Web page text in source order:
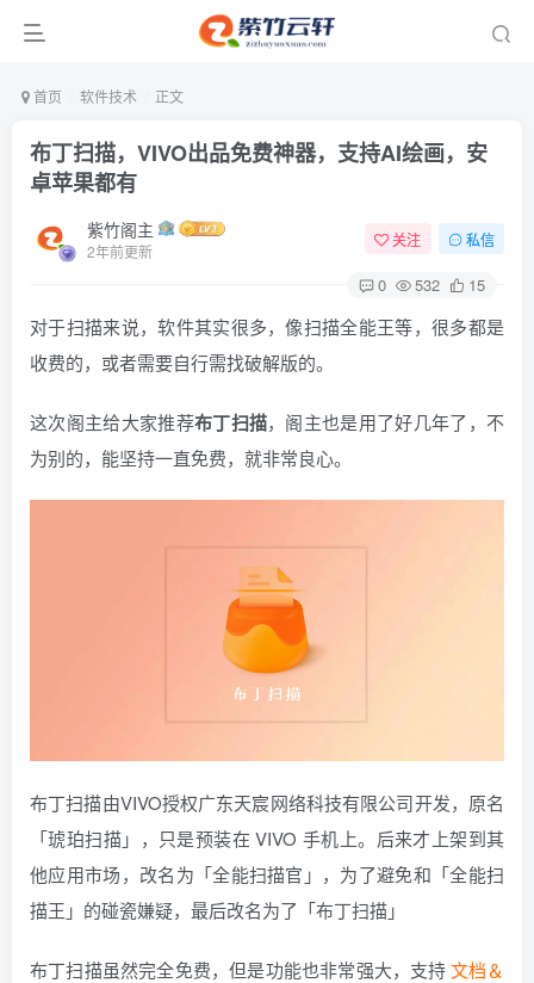
首页 软件技术 正文
布丁扫描，VIVO出品免费神器，支持AI绘画，安
卓苹果都有
紫竹阁主
2年前更新
关注 私信
0 532 15
对于扫描来说，软件其实很多，像扫描全能王等，很多都是
收费的，或者需要自行需找破解版的。
这次阁主给大家推荐布丁扫描，阁主也是用了好几年了，不
为别的，能坚持一直免费，就非常良心。
布丁扫描由VIVO授权广东天宸网络科技有限公司开发，原名
「琥珀扫描」，只是预装在 VIVO 手机上。后来才上架到其
他应用市场，改名为「全能扫描官」，为了避免和「全能扫
描王」的碰瓷嫌疑，最后改名为了「布丁扫描」
布丁扫描虽然完全免费，但是功能也非常强大，支持文档＆